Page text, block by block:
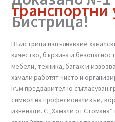
Доказано
Бистрица!
В Бистрица изпълняваме
качество, бързина и
мебели, техника, багаж и
хамали работят чисто и
към предварително
символ на професионализъм,